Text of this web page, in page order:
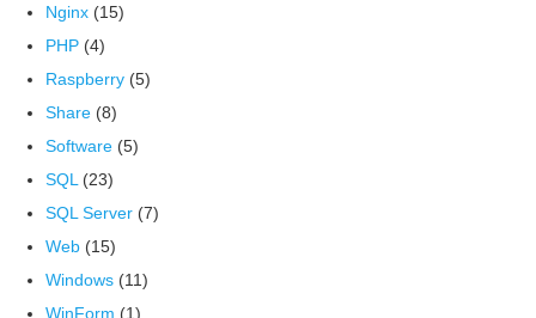
Nginx (15)
PHP (4)
Raspberry (5)
Share (8)
Software (5)
SQL (23)
SQL Server (7)
Web (15)
Windows (11)
WinForm (1)